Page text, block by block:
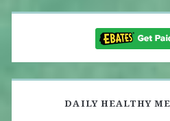
DAILY HEALTHY